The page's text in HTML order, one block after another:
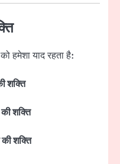
हमेशा याद रहता है:
शक्ति
की शक्ति
शक्ति